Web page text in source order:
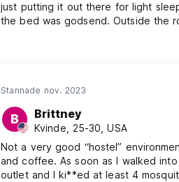
just putting it out there for light
the bed was godsend. Outside the
Stannade nov. 2023
B Brittney
Kvinde, 25-30, USA
Not a very good “hostel”
and coffee. As soon as I walked
outlet and I ki**ed at least 4